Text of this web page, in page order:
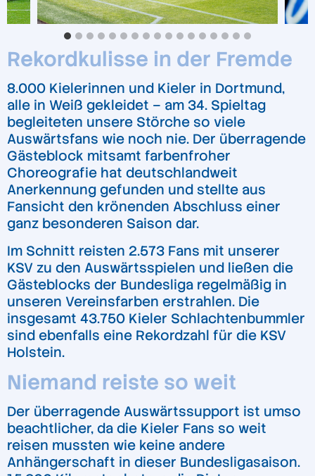
Rekordkulisse in der Fremde
8.000 Kielerinnen und Kieler in Dortmund,
alle in Weiß gekleidet – am 34. Spieltag
begleiteten unsere Störche so viele
Auswärtsfans wie noch nie. Der überragende
Gästeblock mitsamt farbenfroher
Choreografie hat deutschlandweit
Anerkennung gefunden und stellte aus
Fansicht den krönenden Abschluss einer
ganz besonderen Saison dar.
Im Schnitt reisten 2.573 Fans mit unserer
KSV zu den Auswärtsspielen und ließen die
Gästeblocks der Bundesliga regelmäßig in
unseren Vereinsfarben erstrahlen. Die
insgesamt 43.750 Kieler Schlachtenbummler
sind ebenfalls eine Rekordzahl für die KSV
Holstein.
Niemand reiste so weit
Der überragende Auswärtssupport ist umso
beachtlicher, da die Kieler Fans so weit
reisen mussten wie keine andere
Anhängerschaft in dieser Bundesligasaison.